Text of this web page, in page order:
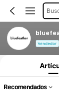
Vendedor
Recomendados